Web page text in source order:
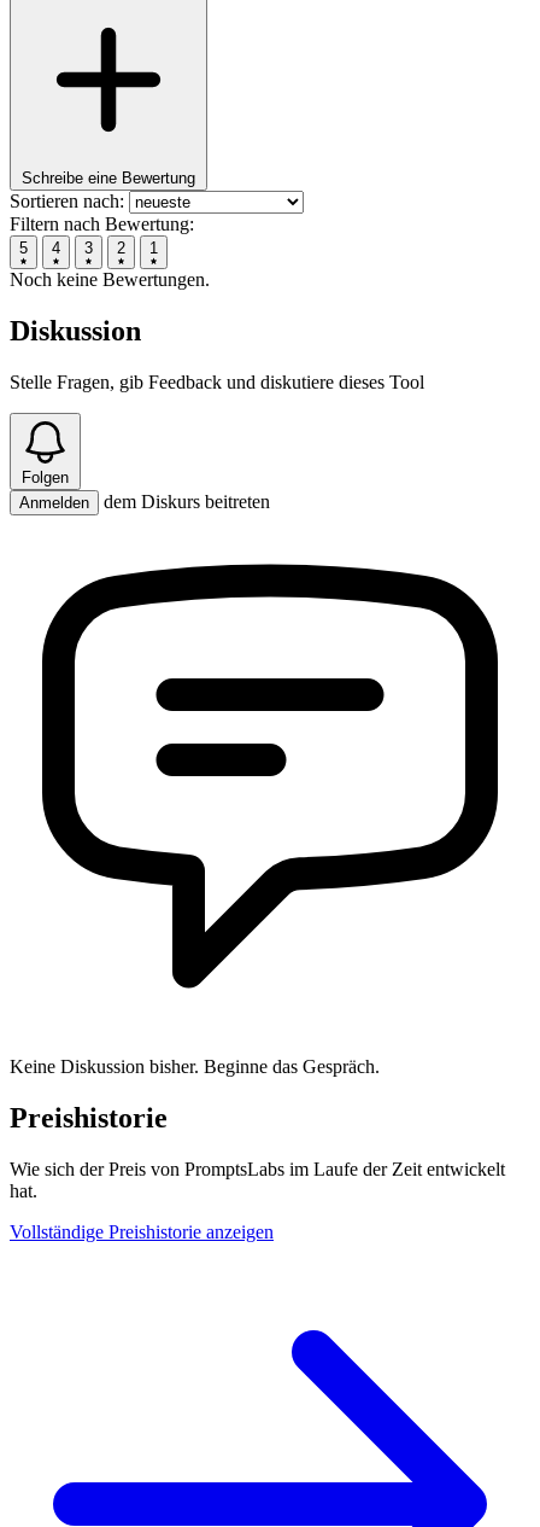
Schreibe eine Bewertung
Sortieren nach:
Filtern nach Bewertung:
5 4 3 2 1
Noch keine Bewertungen.
Diskussion
Stelle Fragen, gib Feedback und diskutiere dieses Tool
Folgen
Anmelden
dem Diskurs beitreten
Keine Diskussion bisher. Beginne das Gespräch.
Preishistorie
Wie sich der Preis von PromptsLabs im Laufe der Zeit entwickelt
hat.
Vollständige Preishistorie anzeigen